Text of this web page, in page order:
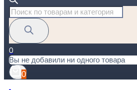
Поиск
товаров
0
Вы не добавили ни одного товара
0